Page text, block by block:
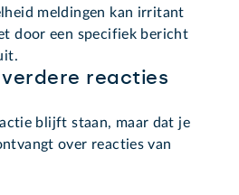
meldingen kan irritant
door een specifiek bericht
reacties
blijft staan, maar dat je
over reacties van